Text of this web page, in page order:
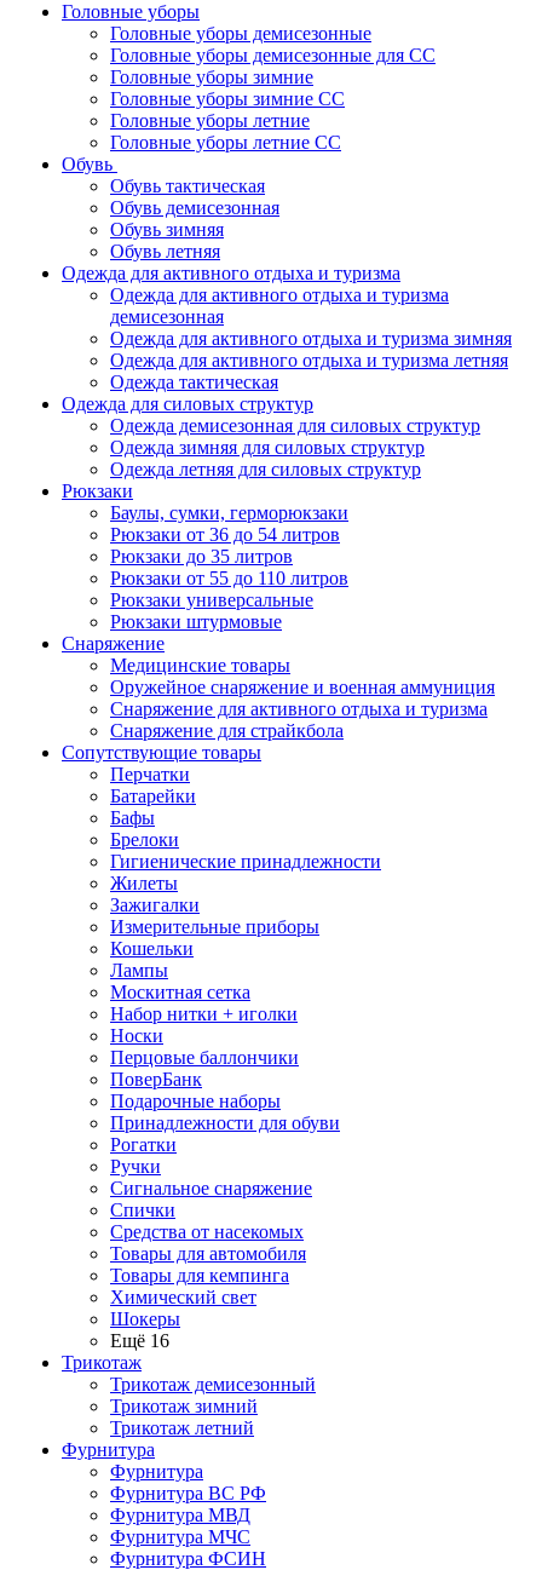
Головные уборы
Головные уборы демисезонные
Головные уборы демисезонные для СС
Головные уборы зимние
Головные уборы зимние СС
Головные уборы летние
Головные уборы летние СС
Обувь
Обувь тактическая
Обувь демисезонная
Обувь зимняя
Обувь летняя
Одежда для активного отдыха и туризма
Одежда для активного отдыха и туризма
демисезонная
Одежда для активного отдыха и туризма зимняя
Одежда для активного отдыха и туризма летняя
Одежда тактическая
Одежда для силовых структур
Одежда демисезонная для силовых структур
Одежда зимняя для силовых структур
Одежда летняя для силовых структур
Рюкзаки
Баулы, сумки, герморюкзаки
Рюкзаки от 36 до 54 литров
Рюкзаки до 35 литров
Рюкзаки от 55 до 110 литров
Рюкзаки универсальные
Рюкзаки штурмовые
Снаряжение
Медицинские товары
Оружейное снаряжение и военная аммуниция
Снаряжение для активного отдыха и туризма
Снаряжение для страйкбола
Сопутствующие товары
Перчатки
Батарейки
Бафы
Брелоки
Гигиенические принадлежности
Жилеты
Зажигалки
Измерительные приборы
Кошельки
Лампы
Москитная сетка
Набор нитки + иголки
Носки
Перцовые баллончики
ПоверБанк
Подарочные наборы
Принадлежности для обуви
Рогатки
Ручки
Сигнальное снаряжение
Спички
Средства от насекомых
Товары для автомобиля
Товары для кемпинга
Химический свет
Шокеры
Ещё 16
Трикотаж
Трикотаж демисезонный
Трикотаж зимний
Трикотаж летний
Фурнитура
Фурнитура
Фурнитура ВС РФ
Фурнитура МВД
Фурнитура МЧС
Фурнитура ФСИН